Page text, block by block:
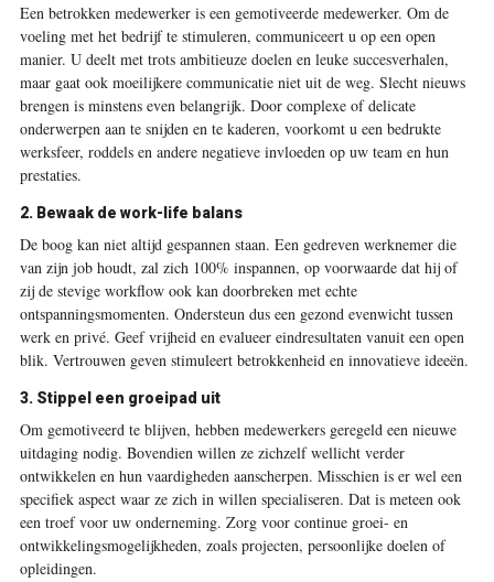
Een betrokken medewerker is een gemotiveerde medewerker. Om de
voeling met het bedrijf te stimuleren, communiceert u op een open
manier. U deelt met trots ambitieuze doelen en leuke succesverhalen,
maar gaat ook moeilijkere communicatie niet uit de weg. Slecht nieuws
brengen is minstens even belangrijk. Door complexe of delicate
onderwerpen aan te snijden en te kaderen, voorkomt u een bedrukte
werksfeer, roddels en andere negatieve invloeden op uw team en hun
prestaties.
2. Bewaak de work-life balans
De boog kan niet altijd gespannen staan. Een gedreven werknemer die
van zijn job houdt, zal zich 100% inspannen, op voorwaarde dat hij of
zij de stevige workflow ook kan doorbreken met echte
ontspanningsmomenten. Ondersteun dus een gezond evenwicht tussen
werk en privé. Geef vrijheid en evalueer eindresultaten vanuit een open
blik. Vertrouwen geven stimuleert betrokkenheid en innovatieve ideeën.
3. Stippel een groeipad uit
Om gemotiveerd te blijven, hebben medewerkers geregeld een nieuwe
uitdaging nodig. Bovendien willen ze zichzelf wellicht verder
ontwikkelen en hun vaardigheden aanscherpen. Misschien is er wel een
specifiek aspect waar ze zich in willen specialiseren. Dat is meteen ook
een troef voor uw onderneming. Zorg voor continue groei- en
ontwikkelingsmogelijkheden, zoals projecten, persoonlijke doelen of
opleidingen.